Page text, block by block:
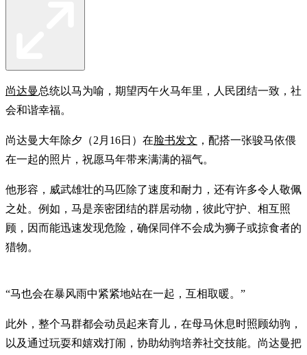
尚达曼总统以马为喻，期望丙午火马年里，人民团结一致，社
会和谐幸福。
尚达曼大年除夕（2月16日）在脸书发文 ，配搭一张骏马依偎
在一起的照片，祝愿马年带来满满的福气。
他形容，威武雄壮的马匹除了速度和耐力，还有许多令人敬佩
之处。例如，马是亲密团结的群居动物，彼此守护、相互照
顾，因而能迅速发现危险，确保同伴不会成为狮子或掠食者的
猎物。
“马也会在暴风雨中紧紧地站在一起，互相取暖。”
此外，整个马群都会动员起来育儿，在母马休息时照顾幼驹，
以及通过玩耍和嬉戏打闹，协助幼驹培养社交技能。尚达曼把